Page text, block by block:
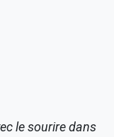
le sourire dans